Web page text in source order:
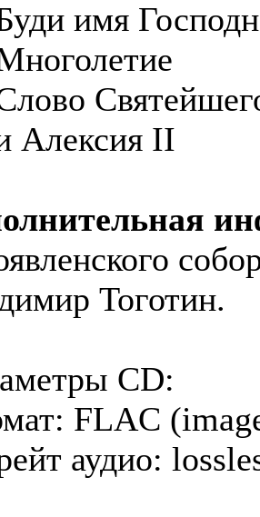
имя
Алексия II
Тоготин.
CD:
FLAC
аудио: